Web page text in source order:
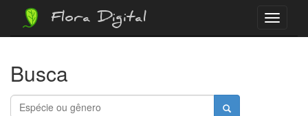
Menu
Flora Digital
Busca